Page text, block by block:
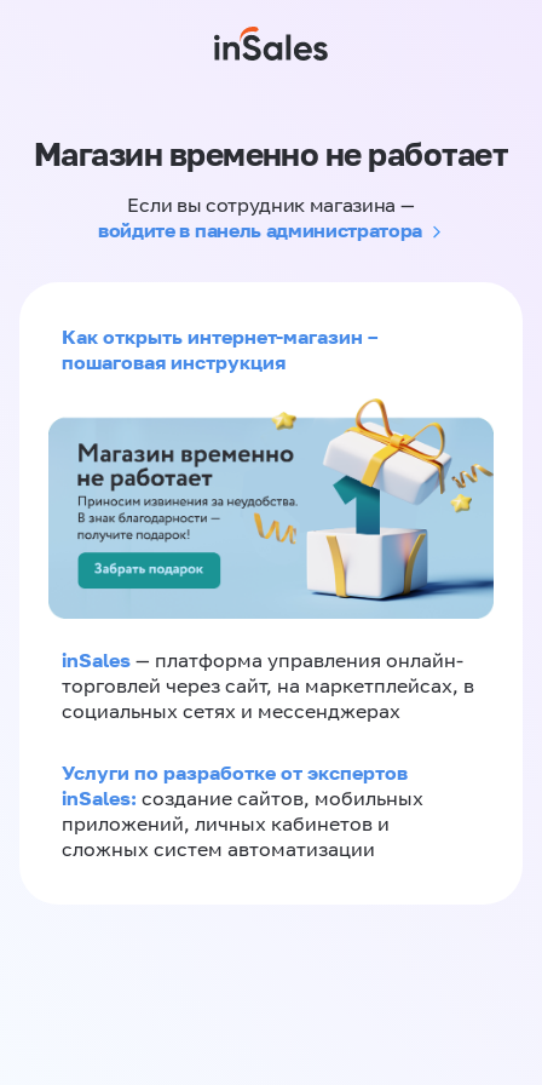
Магазин временно не работает
Если вы сотрудник магазина —
войдите в панель администратора
Как открыть интернет-магазин –
пошаговая инструкция
inSales — платформа управления онлайн-
торговлей через сайт, на маркетплейсах, в
социальных сетях и мессенджерах
Услуги по разработке от экспертов
inSales: создание сайтов, мобильных
приложений, личных кабинетов и
сложных систем автоматизации